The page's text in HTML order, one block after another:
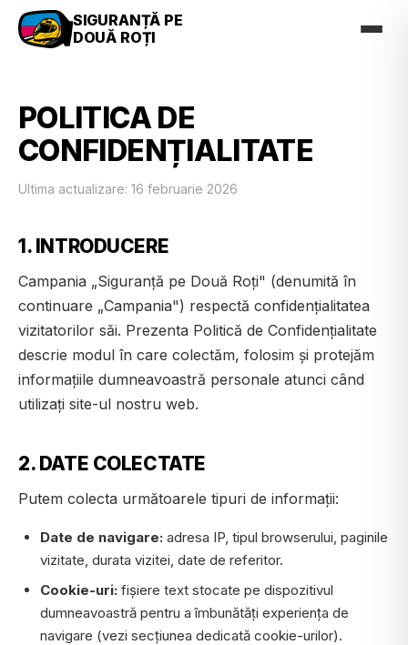
SIGURANȚĂ PE
DOUĂ ROȚI
POLITICA DE
CONFIDENȚIALITATE
Ultima actualizare: 16 februarie 2026
1. INTRODUCERE
Campania „Siguranță pe Două Roți" (denumită în
continuare „Campania") respectă confidențialitatea
vizitatorilor săi. Prezenta Politică de Confidențialitate
descrie modul în care colectăm, folosim și protejăm
informațiile dumneavoastră personale atunci când
utilizați site-ul nostru web.
2. DATE COLECTATE
Putem colecta următoarele tipuri de informații:
Date de navigare: adresa IP, tipul browserului, paginile
vizitate, durata vizitei, date de referitor.
Cookie-uri: fișiere text stocate pe dispozitivul
dumneavoastră pentru a îmbunătăți experiența de
navigare (vezi secțiunea dedicată cookie-urilor).